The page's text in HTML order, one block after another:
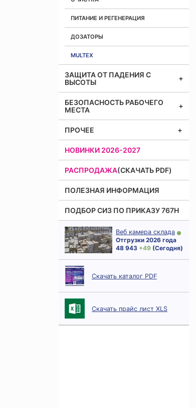
ПИТАНИЕ И РЕГЕНЕРАЦИЯ
ДОЗАТОРЫ
MULTEX
ЗАЩИТА ОТ ПАДЕНИЯ С
ВЫСОТЫ
БЕЗОПАСНОСТЬ РАБОЧЕГО
МЕСТА
ПРОЧЕЕ
НОВИНКИ 2026-2027
РАСПРОДАЖА(СКАЧАТЬ PDF)
ПОЛЕЗНАЯ ИНФОРМАЦИЯ
ПОДБОР СИЗ ПО ПРИКАЗУ 767Н
Веб камера склада
Отгрузки 2026 года
48 943 + 49 (Сегодня)
Скачать каталог PDF
Скачать прайс лист XLS